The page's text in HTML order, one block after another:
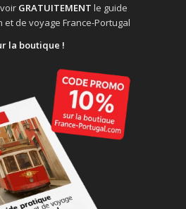
GRATUITEMENT le guide
de voyage France-Portugal
la boutique !